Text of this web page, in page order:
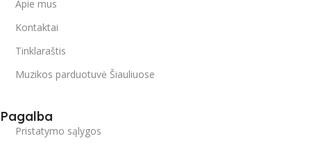
Apie mus
Kontaktai
Tinklaraštis
Muzikos parduotuvė Šiauliuose
Pagalba
Pristatymo sąlygos